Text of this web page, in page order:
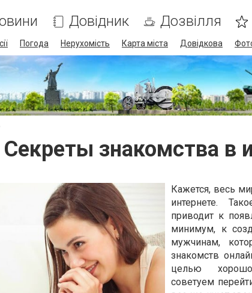
Довідник Дозвілля
Погода Нерухомість Карта міста Довідкова
Секреты знакомства в
Кажется, весь
интернете.
приводит к
минимум, к
мужчинам,
знакомств
целью
советуем